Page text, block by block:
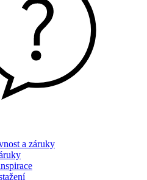
a záruky